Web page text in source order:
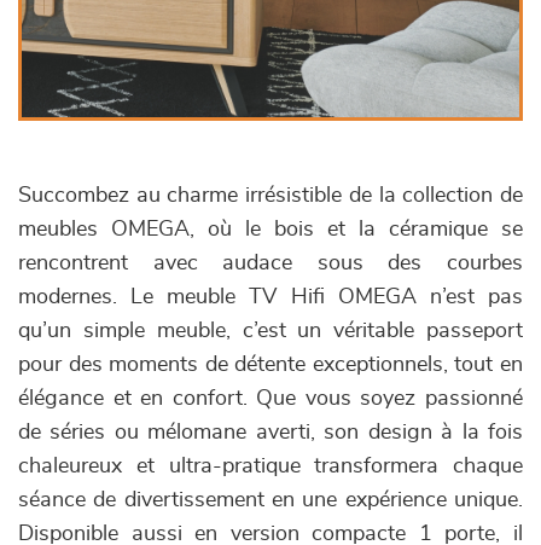
Succombez au charme irrésistible de la collection de
meubles OMEGA, où le bois et la céramique se
rencontrent avec audace sous des courbes
modernes. Le meuble TV Hifi OMEGA n’est pas
qu’un simple meuble, c’est un véritable passeport
pour des moments de détente exceptionnels, tout en
élégance et en confort. Que vous soyez passionné
de séries ou mélomane averti, son design à la fois
chaleureux et ultra-pratique transformera chaque
séance de divertissement en une expérience unique.
Disponible aussi en version compacte 1 porte, il